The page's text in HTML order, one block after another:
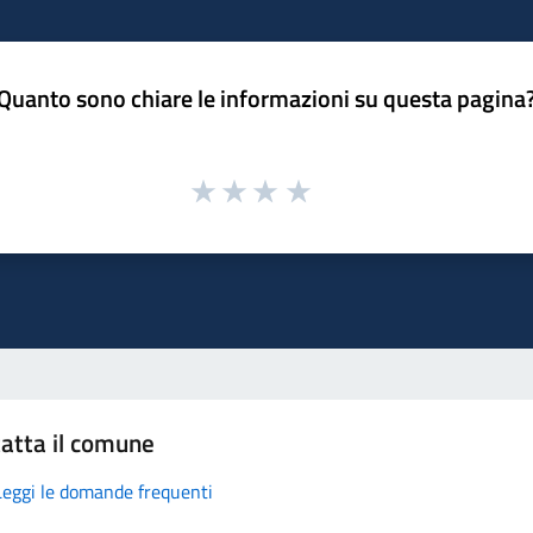
sono chiare le informazioni su questa
il comune
le domande frequenti